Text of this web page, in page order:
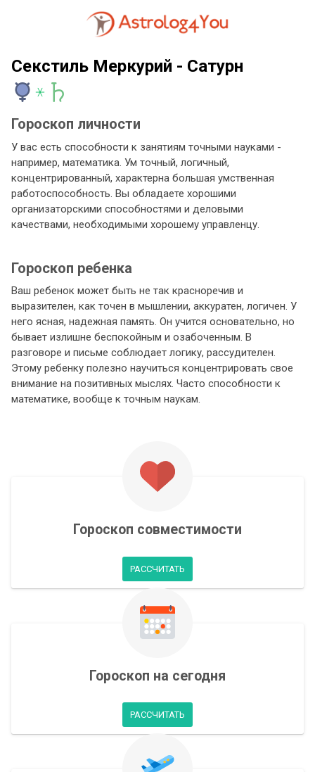
Секстиль Меркурий - Сатурн
Гороскоп личности
У вас есть способности к занятиям точными науками -
например, математика. Ум точный, логичный,
концентрированный, характерна большая умственная
работоспособность. Вы обладаете хорошими
организаторскими способностями и деловыми
качествами, необходимыми хорошему управленцу.
Гороскоп ребенка
Ваш ребенок может быть не так красноречив и
выразителен, как точен в мышлении, аккуратен, логичен. У
него ясная, надежная память. Он учится основательно, но
бывает излишне беспокойным и озабоченным. В
разговоре и письме соблюдает логику, рассудителен.
Этому ребенку полезно научиться концентрировать свое
внимание на позитивных мыслях. Часто способности к
математике, вообще к точным наукам.
Гороскоп совместимости
РАССЧИТАТЬ
Гороскоп на сегодня
РАССЧИТАТЬ